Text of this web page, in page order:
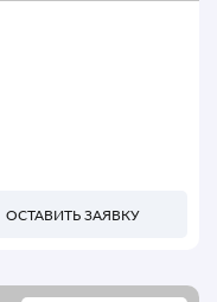
ОСТАВИТЬ ЗАЯВКУ